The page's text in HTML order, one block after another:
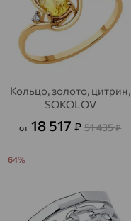
Кольцо, золото, цитрин,
SOKOLOV
от 18 517₽ 51 435₽
64%